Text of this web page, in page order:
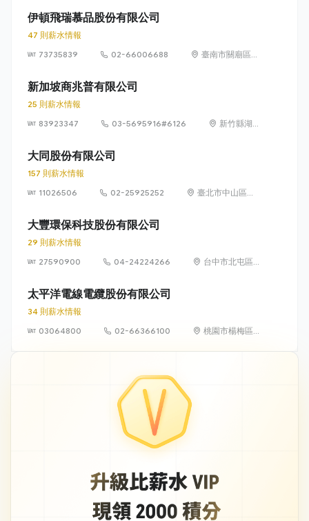
伊頓飛瑞慕品股份有限公司
47 則薪水情報
73735839
02-66006688
臺南市關廟區埤
新加坡商兆普有限公司
25 則薪水情報
83923347
03-5695916#6126
新竹縣湖
大同股份有限公司
157 則薪水情報
11026506
02-25925252
臺北市中山區集
大豐環保科技股份有限公司
29 則薪水情報
27590900
04-24224266
台中市北屯區
太平洋電線電纜股份有限公司
34 則薪水情報
03064800
02-66366100
桃園市楊梅區